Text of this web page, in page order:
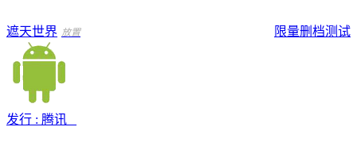
遮天世界 放置 限量删档测试
发行 : 腾讯